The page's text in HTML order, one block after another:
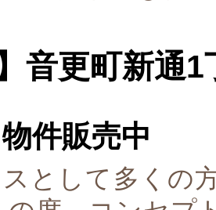
音更町新通
件販売中
として多くの